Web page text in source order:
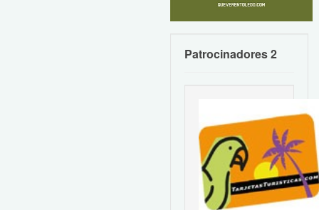
Patrocinadores 2